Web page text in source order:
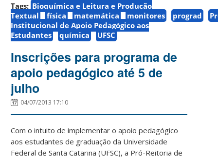
Tags: Bioquímica e Leitura e Produção
Textual
física matemática monitores prograd
Institucional de Apoio Pedagógico aos
Estudantes
química UFSC
Inscrições para programa de
apoio pedagógico até 5 de
julho
04/07/2013 17:10
Com o intuito de implementar o apoio pedagógico
aos estudantes de graduação da Universidade
Federal de Santa Catarina (UFSC), a Pró-Reitoria de